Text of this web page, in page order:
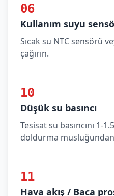
06
Kullanım suyu
Sıcak su NTC sensörü
çağırın.
10
Düşük su basıncı
Tesisat su basıncını 1-
doldurma
11
Hava akış / Baca